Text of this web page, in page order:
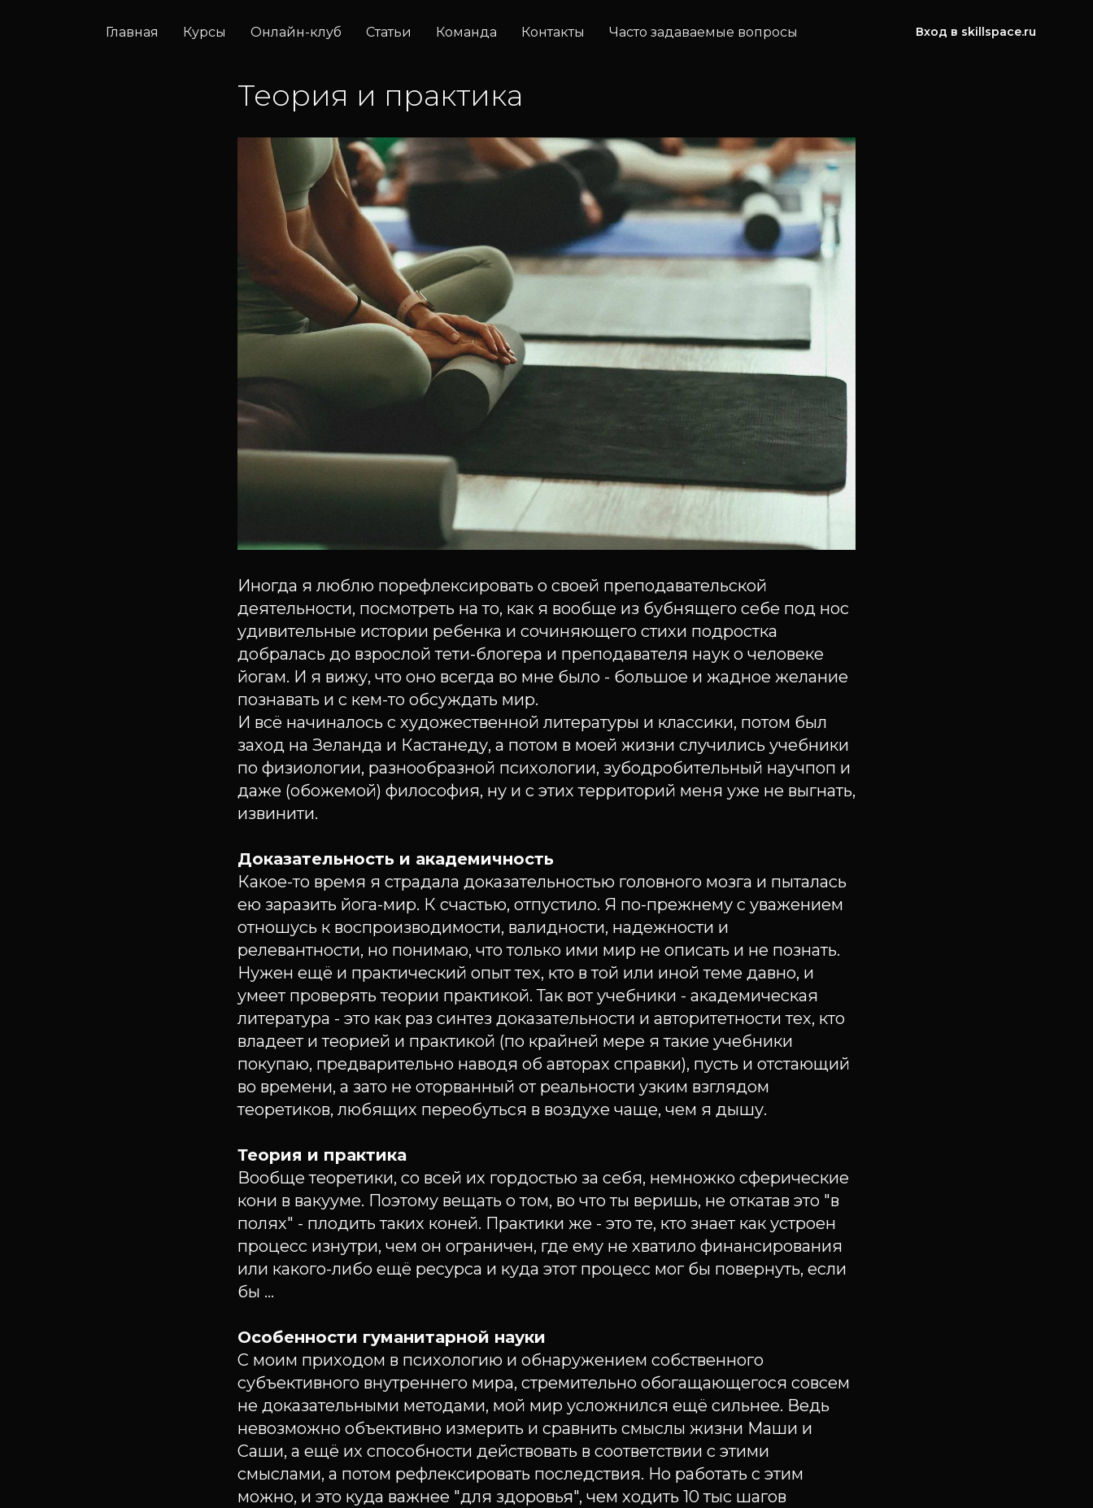
Главная Курсы Онлайн-клуб Статьи Команда Контакты Часто задаваемые вопросы Вход в skillspace.ru
Теория и практика
Иногда я люблю порефлексировать о своей преподавательской
деятельности, посмотреть на то, как я вообще из бубнящего себе под нос
удивительные истории ребенка и сочиняющего стихи подростка
добралась до взрослой тети-блогера и преподавателя наук о человеке
йогам. И я вижу, что оно всегда во мне было - большое и жадное желание
познавать и с кем-то обсуждать мир.
И всё начиналось с художественной литературы и классики, потом был
заход на Зеланда и Кастанеду, а потом в моей жизни случились учебники
по физиологии, разнообразной психологии, зубодробительный научпоп и
даже (обожемой) философия, ну и с этих территорий меня уже не выгнать,
извинити.
Доказательность и академичность
Какое-то время я страдала доказательностью головного мозга и пыталась
ею заразить йога-мир. К счастью, отпустило. Я по-прежнему с уважением
отношусь к воспроизводимости, валидности, надежности и
релевантности, но понимаю, что только ими мир не описать и не познать.
Нужен ещё и практический опыт тех, кто в той или иной теме давно, и
умеет проверять теории практикой. Так вот учебники - академическая
литература - это как раз синтез доказательности и авторитетности тех, кто
владеет и теорией и практикой (по крайней мере я такие учебники
покупаю, предварительно наводя об авторах справки), пусть и отстающий
во времени, а зато не оторванный от реальности узким взглядом
теоретиков, любящих переобуться в воздухе чаще, чем я дышу.
Теория и практика
Вообще теоретики, со всей их гордостью за себя, немножко сферические
кони в вакууме. Поэтому вещать о том, во что ты веришь, не откатав это "в
полях" - плодить таких коней. Практики же - это те, кто знает как устроен
процесс изнутри, чем он ограничен, где ему не хватило финансирования
или какого-либо ещё ресурса и куда этот процесс мог бы повернуть, если
бы ...
Особенности гуманитарной науки
С моим приходом в психологию и обнаружением собственного
субъективного внутреннего мира, стремительно обогащающегося совсем
не доказательными методами, мой мир усложнился ещё сильнее. Ведь
невозможно объективно измерить и сравнить смыслы жизни Маши и
Саши, а ещё их способности действовать в соответствии с этими
смыслами, а потом рефлексировать последствия. Но работать с этим
можно, и это куда важнее "для здоровья", чем ходить 10 тыс шагов